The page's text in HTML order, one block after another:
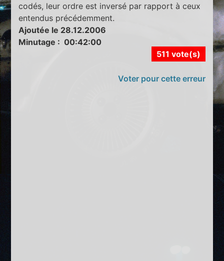
codés, leur ordre est inversé par rapport à ceux
entendus précédemment.
Ajoutée le 28.12.2006
Minutage : 00:42:00
511 vote(s)
Voter pour cette erreur